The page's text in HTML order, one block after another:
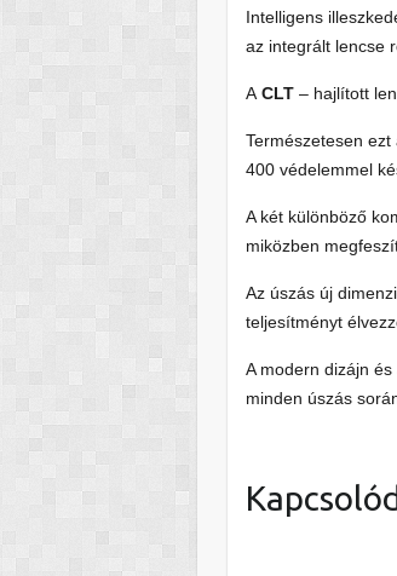
Intelligens
az integrált lencse
A CLT– hajlított
Természetesen ezt
400 védelemmel
A két különböző
miközben
Az úszás új
teljesítményt
A modern dizájn
minden úszás